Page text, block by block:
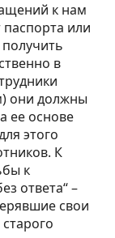
к нам
паспорта или
в
они должны
ее основе
этого
К
к
ответа“ –
свои